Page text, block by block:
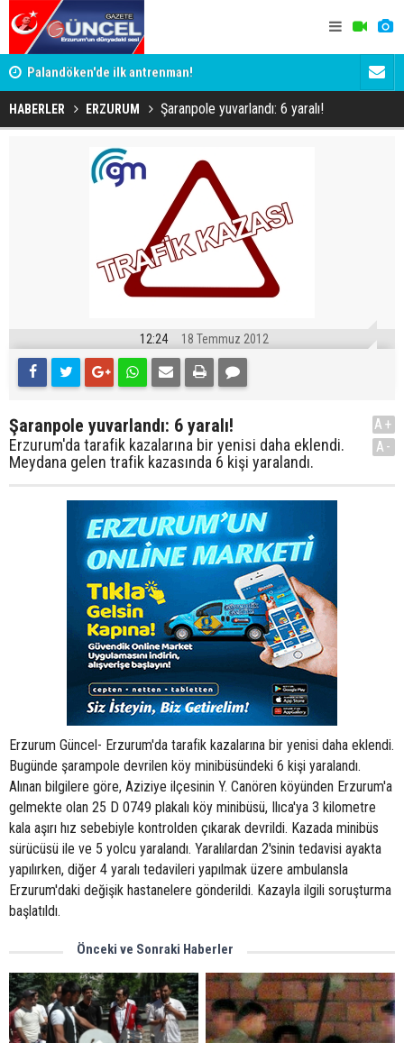
Palandöken'de ilk antrenman! Kaptan
HABERLER ERZURUM Şaranpole yuvarlandı: 6 yaralı!
12:24 18 Temmuz 2012
Şaranpole yuvarlandı: 6 yaralı!
Erzurum'da tarafik kazalarına bir yenisi daha eklendi.
Meydana gelen trafik kazasında 6 kişi yaralandı.
A+
A-
Erzurum Güncel- Erzurum'da tarafik kazalarına bir yenisi daha eklendi.
Bugünde şarampole devrilen köy minibüsündeki 6 kişi yaralandı.
Alınan bilgilere göre, Aziziye ilçesinin Y. Canören köyünden Erzurum'a
gelmekte olan 25 D 0749 plakalı köy minibüsü, Ilıca'ya 3 kilometre
kala aşırı hız sebebiyle kontrolden çıkarak devrildi. Kazada minibüs
sürücüsü ile ve 5 yolcu yaralandı. Yaralılardan 2'sinin tedavisi ayakta
yapılırken, diğer 4 yaralı tedavileri yapılmak üzere ambulansla
Erzurum'daki değişik hastanelere gönderildi. Kazayla ilgili soruşturma
başlatıldı.
Önceki ve Sonraki Haberler